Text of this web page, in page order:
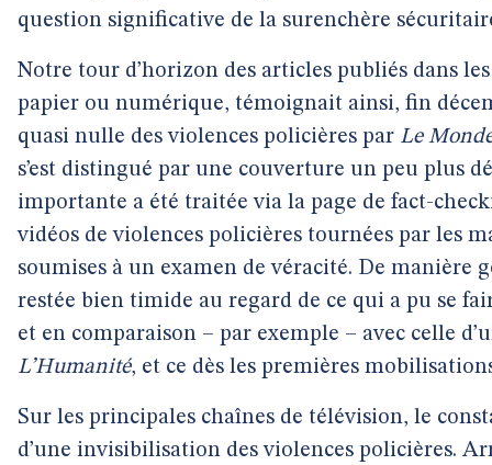
question significative de la surenchère
Notre tour d’horizon des articles publiés dans
papier ou numérique, témoignait ainsi, fin
quasi nulle des violences policières par Le
s’est distingué par une couverture un peu plus
importante a été traitée via la page de fact-
vidéos de violences policières tournées par les
soumises à un examen de véracité. De manière
restée bien timide au regard de ce qui a pu se
et en comparaison – par exemple – avec celle
L’Humanité, et ce dès les premières
Sur les principales chaînes de télévision, le
d’une invisibilisation des violences policières.